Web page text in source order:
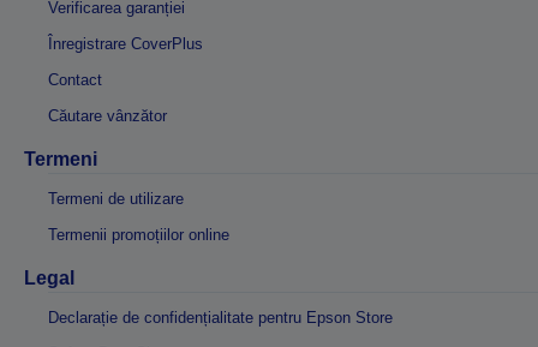
Verificarea garanției
Înregistrare CoverPlus
Contact
Căutare vânzător
Termeni
Termeni de utilizare
Termenii promoțiilor online
Legal
Declarație de confidențialitate pentru Epson Store